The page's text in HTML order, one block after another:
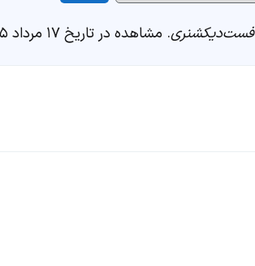
فست‌دیکشنری. مشاهده در تاریخ ۱۷ مرداد ۱۴۰۵، از https://fastdic.com/word/lanthorn